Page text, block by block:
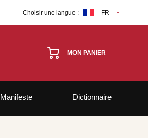
Choisir une langue : FR
MON PANIER
Manifeste Dictionnaire